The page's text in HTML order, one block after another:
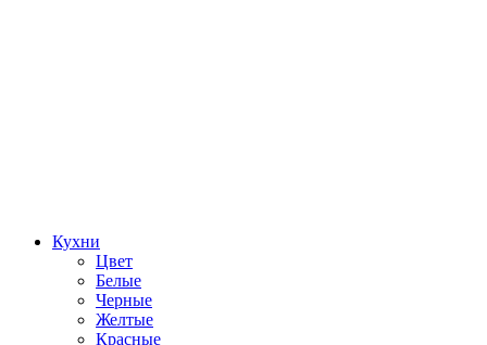
Кухни
Цвет
Белые
Черные
Желтые
Красные